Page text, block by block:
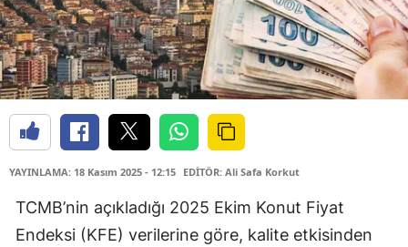
YAYINLAMA: 18 Kasım 2025 - 12:15 EDİTÖR: Ali Safa Korkut
TCMB’nin açıkladığı 2025 Ekim Konut Fiyat
Endeksi (KFE) verilerine göre, kalite etkisinden